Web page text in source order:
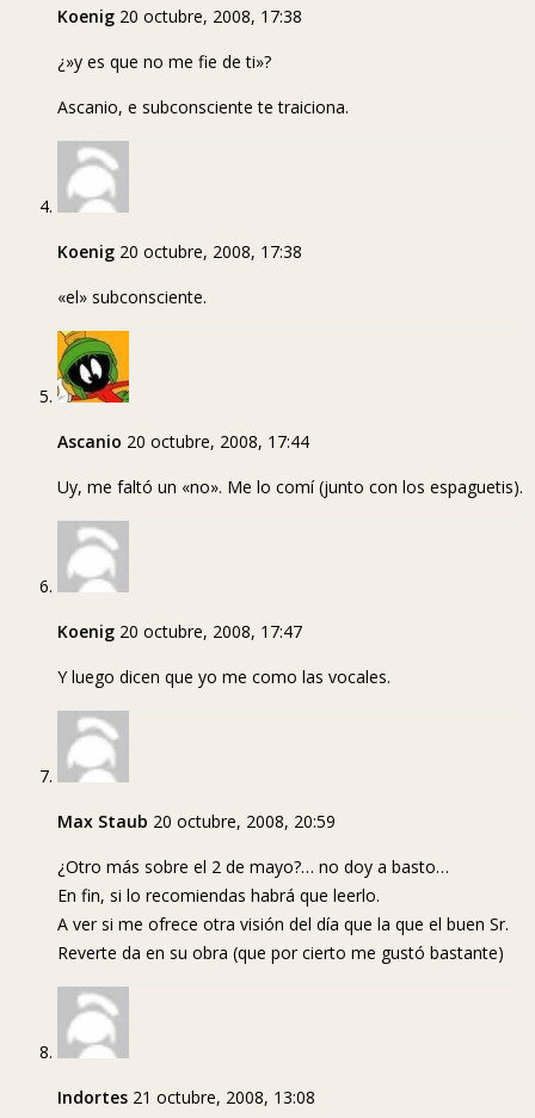
Koenig 20 octubre, 2008, 17:38
¿»y es que no me fie de ti»?
Ascanio, e subconsciente te traiciona.
Koenig 20 octubre, 2008, 17:38
«el» subconsciente.
Ascanio 20 octubre, 2008, 17:44
Uy, me faltó un «no». Me lo comí (junto con los espaguetis).
Koenig 20 octubre, 2008, 17:47
Y luego dicen que yo me como las vocales.
Max Staub 20 octubre, 2008, 20:59
¿Otro más sobre el 2 de mayo?… no doy a basto…
En fin, si lo recomiendas habrá que leerlo.
A ver si me ofrece otra visión del día que la que el buen Sr.
Reverte da en su obra (que por cierto me gustó bastante)
Indortes 21 octubre, 2008, 13:08